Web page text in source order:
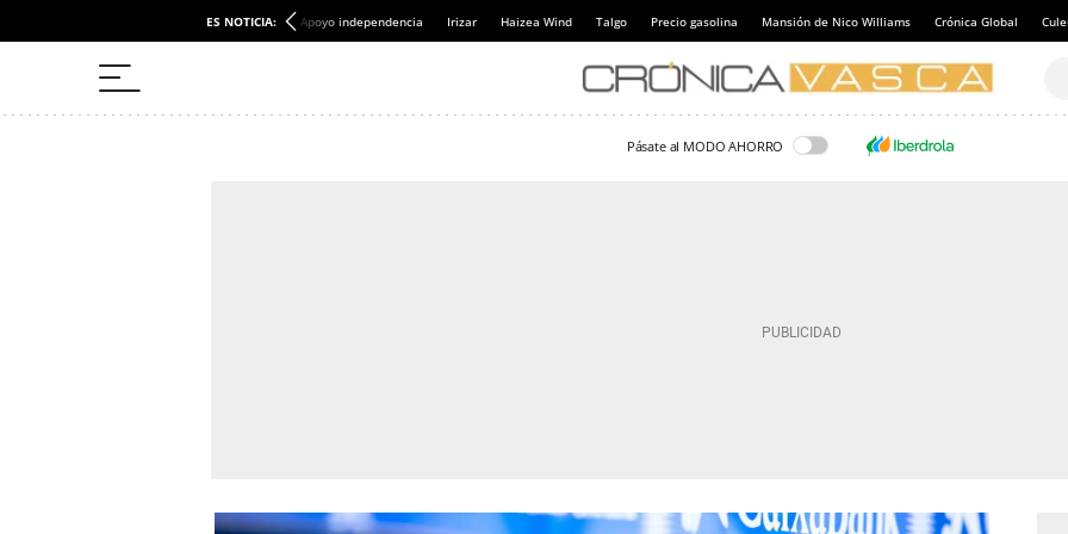
ES NOTICIA: Apoyo independencia Irizar Haizea Wind Talgo Precio gasolina Mansión de Nico Williams Crónica Global
Pásate al MODO AHORRO